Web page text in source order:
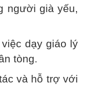
người già yếu,
dạy giáo lý
tòng.
và hỗ trợ với